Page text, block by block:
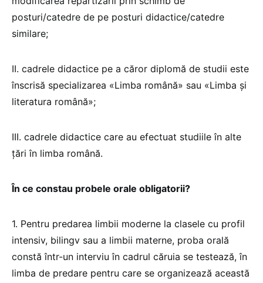
posturi/catedre de pe posturi didactice/catedre
similare;
II. cadrele didactice pe a căror diplomă de studii este
înscrisă specializarea «Limba română» sau «Limba și
literatura română»;
III. cadrele didactice care au efectuat studiile în alte
țări în limba română.
În ce constau probele orale obligatorii?
1. Pentru predarea limbii moderne la clasele cu profil
intensiv, bilingv sau a limbii materne, proba orală
constă într-un interviu în cadrul căruia se testează, în
limba de predare pentru care se organizează această